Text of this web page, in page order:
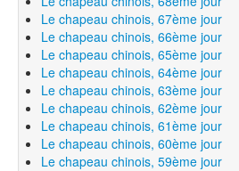
Le chapeau chinois, 67ème jour
Le chapeau chinois, 66ème jour
Le chapeau chinois, 65ème jour
Le chapeau chinois, 64ème jour
Le chapeau chinois, 63ème jour
Le chapeau chinois, 62ème jour
Le chapeau chinois, 61ème jour
Le chapeau chinois, 60ème jour
Le chapeau chinois, 59ème jour